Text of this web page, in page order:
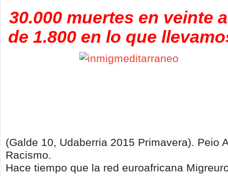
30.000 muertes en veinte
de 1.800 en lo que
(Galde 10, Udaberria 2015 Primavera). Peio
Racismo.
Hace tiempo que la red euroafricana